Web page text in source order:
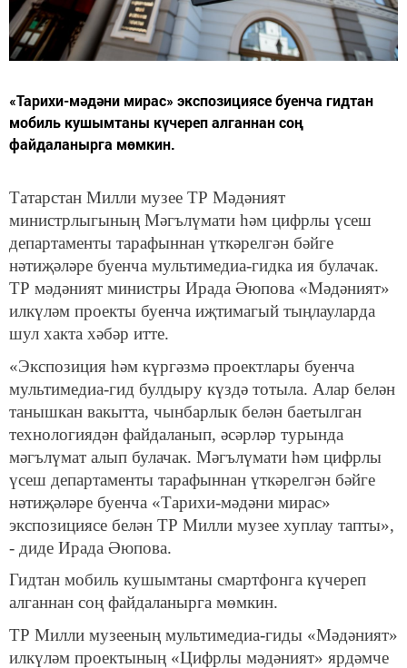
«Тарихи-мәдәни мирас» экспозициясе буенча гидтан
мобиль кушымтаны күчереп алганнан соң
файдаланырга мөмкин.
Татарстан Милли музее ТР Мәдәният
министрлыгының Мәгълүмати һәм цифрлы үсеш
департаменты тарафыннан үткәрелгән бәйге
нәтиҗәләре буенча мультимедиа-гидка ия булачак.
ТР мәдәният министры Ирада Әюпова «Мәдәният»
илкүләм проекты буенча иҗтимагый тыңлауларда
шул хакта хәбәр итте.
«Экспозиция һәм күргәзмә проектлары буенча
мультимедиа-гид булдыру күздә тотыла. Алар белән
танышкан вакытта, чынбарлык белән баетылган
технологиядән файдаланып, әсәрләр турында
мәгълүмат алып булачак. Мәгълүмати һәм цифрлы
үсеш департаменты тарафыннан үткәрелгән бәйге
нәтиҗәләре буенча «Тарихи-мәдәни мирас»
экспозициясе белән ТР Милли музее хуплау тапты»,
- диде Ирада Әюпова.
Гидтан мобиль кушымтаны смартфонга күчереп
алганнан соң файдаланырга мөмкин.
ТР Милли музееның мультимедиа-гиды «Мәдәният»
илкүләм проектының «Цифрлы мәдәният» ярдәмче